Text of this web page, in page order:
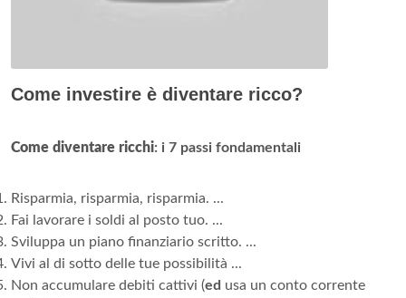
Come investire è diventare ricco?
Come diventare ricchi: i 7 passi fondamentali
Risparmia, risparmia, risparmia. ...
Fai lavorare i soldi al posto tuo. ...
Sviluppa un piano finanziario scritto. ...
Vivi al di sotto delle tue possibilità ...
Non accumulare debiti cattivi (ed usa un conto corrente